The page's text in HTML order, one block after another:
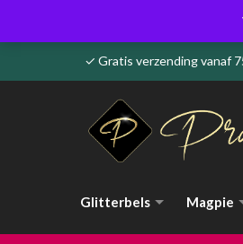
✓ Gratis verzending
Glitterbels Magpie